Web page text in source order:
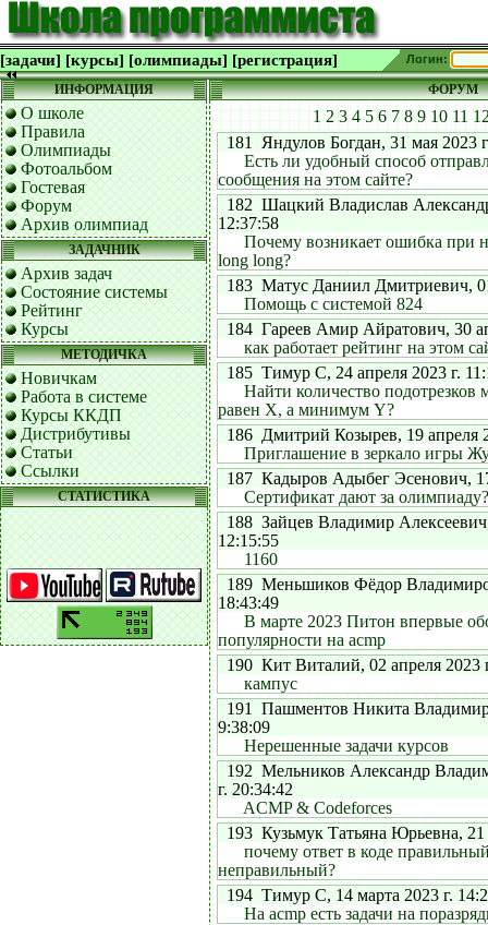
[задачи] [курсы] [олимпиады] [регистрация] Логин:
ИНФОРМАЦИЯ
О школе
Правила
Олимпиады
Фотоальбом
Гостевая
Форум
Архив олимпиад
ЗАДАЧНИК
Архив задач
Состояние системы
Рейтинг
Курсы
МЕТОДИЧКА
Новичкам
Работа в системе
Курсы ККДП
Дистрибутивы
Статьи
Ссылки
СТАТИСТИКА
ФОРУМ
1 2 3 4 5 6 7 8 9 10 11
181 Яндулов Богдан, 31 мая 2023
Есть ли удобный способ
сообщения на этом сайте?
182 Шацкий Владислав
12:37:58
Почему возникает ошибка при
long long?
183 Матус Даниил Дмитриевич,
Помощь с системой 824
184 Гареев Амир Айратович, 30
как работает рейтинг на этом
185 Тимур С, 24 апреля 2023 г.
Найти количество подотрезков
равен X, а минимум Y?
186 Дмитрий Козырев, 19 апреля
Приглашение в зеркало игры
187 Кадыров Адыбег Эсенович,
Сертификат дают за
188 Зайцев Владимир
12:15:55
1160
189 Меньшиков Фёдор
18:43:49
В марте 2023 Питон впервые
популярности на acmp
190 Кит Виталий, 02 апреля 2023
кампус
191 Пашментов Никита
9:38:09
Нерешенные задачи курсов
192 Мельников Александр
г. 20:34:42
ACMP & Codeforces
193 Кузьмук Татьяна Юрьевна, 21
почему ответ в коде
неправильный?
194 Тимур С, 14 марта 2023 г.
На acmp есть задачи на